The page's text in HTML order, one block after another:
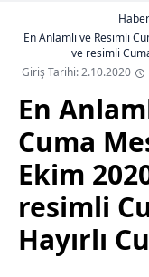
En Anlamlı ve Resimli
ve resimli
Giriş Tarihi: 2.10.2020
En
Cuma
Ekim
resimli
Hayırlı